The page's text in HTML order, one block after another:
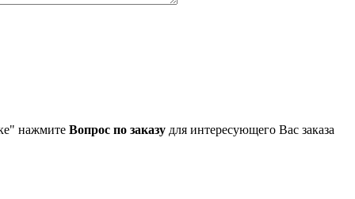
нажмите Вопрос по заказу для интересующего Вас заказа